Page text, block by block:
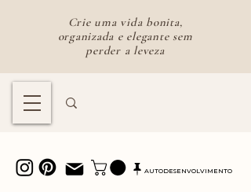
Crie uma vida bonita,
organizada e elegante sem
perder a leveza
AUTODESENVOLVIMENTO